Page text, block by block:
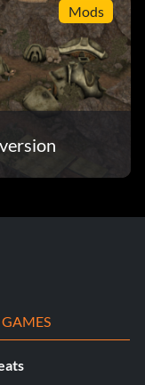
Inventar
Geld.
mehr.
als
du zu viele
in der
Mods